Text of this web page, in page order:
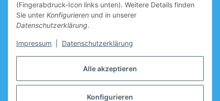
Alle akzeptieren
Konfigurieren
(Fingerabdruck-Icon links unten). Weitere Details finden
Sie unter Konfigurieren und in unserer
Datenschutzerklärung.
Impressum Datenschutzerklärung
Informationen
Neukundengutschein
Warenkorb vorbereitet.
Hersteller